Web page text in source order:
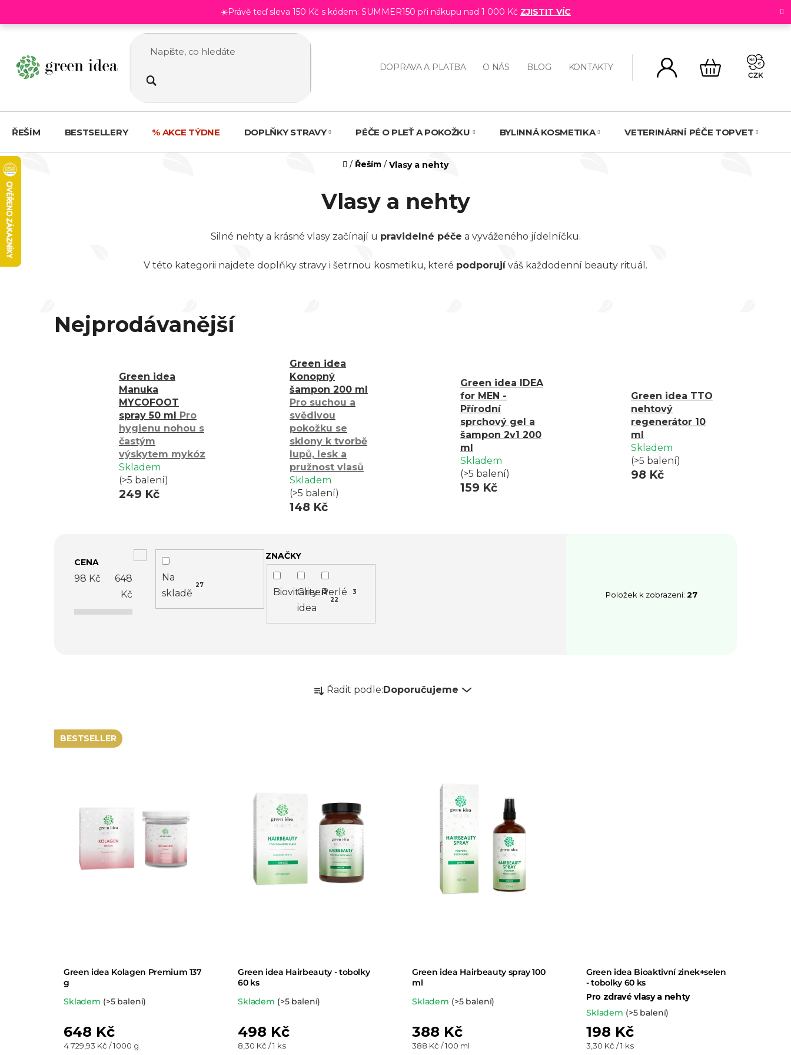
☀️Právě teď sleva 150 Kč s kódem: SUMMER150 při nákupu nad 1 000 Kč ZJISTIT VÍC
DOPRAVA A PLATBA O NÁS BLOG KONTAKTY
NÁKUPNÍ
KOŠÍK
CZK
ŘEŠÍM BESTSELLERY % AKCE TÝDNE DOPLŇKY STRAVY PÉČE O PLEŤ A POKOŽKU BYLINNÁ KOSMETIKA VETERINÁRNÍ PÉČE TOPVET
Domů
/ Řeším / Vlasy a nehty
Vlasy a nehty
Silné nehty a krásné vlasy začínají u pravidelné péče a vyváženého jídelníčku.
V této kategorii najdete doplňky stravy i šetrnou kosmetiku, které podporujíváš každodenní beauty rituál.
Nejprodávanější
Green idea
Manuka
MYCOFOOT
spray 50 ml
Pro
hygienu nohou s
častým
výskytem mykóz
Skladem
(>5 balení)
249 Kč
Green idea
Konopný
šampon 200 ml
Pro suchou a
svědivou
pokožku se
sklony k tvorbě
lupů, lesk a
pružnost vlasů
Skladem
(>5 balení)
148 Kč
Green idea IDEA
for MEN -
Přírodní
sprchový gel a
šampon 2v1 200
ml
Skladem
(>5 balení)
159 Kč
Green idea TTO
nehtový
regenerátor 10
ml
Skladem
(>5 balení)
98 Kč
Ř
p
r
o
k
Řadit podle: Doporučujeme
CENA
98 Kč
648
Kč
Na
skladě
27
ZNAČKY
Biovitality 2
Green
idea
22
Perlé 3 Položek k zobrazení: 27
o
dBESTSELLER
Green idea Kolagen Premium 137
g
Průměrné
produktu
je
Skladem (>5 balení)
648 Kč
Měrná
4 729,93 Kč / 1000 g
Green idea Hairbeauty - tobolky
60 ks
Průměrné
produktu
je
Skladem (>5 balení)
498 Kč
Měrná
8,30 Kč / 1 ks
Green idea Hairbeauty spray 100
ml
Průměrné
produktu
je
Skladem (>5 balení)
388 Kč
Měrná
388 Kč / 100 ml
Green idea Bioaktivní zinek+selen
- tobolky 60 ks
Pro zdravé vlasy a nehty
Skladem (>5 balení)
198 Kč
Měrná
3,30 Kč / 1 ks